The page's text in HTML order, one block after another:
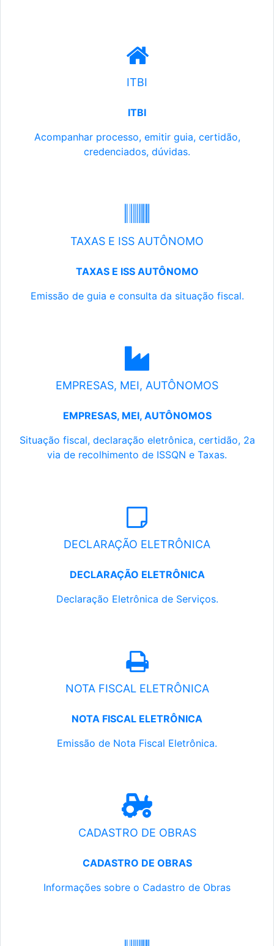
ITBI
ITBI
Acompanhar processo, emitir guia, certidão,
credenciados, dúvidas.
TAXAS E ISS AUTÔNOMO
TAXAS E ISS AUTÔNOMO
Emissão de guia e consulta da situação fiscal.
EMPRESAS, MEI, AUTÔNOMOS
EMPRESAS, MEI, AUTÔNOMOS
Situação fiscal, declaração eletrônica, certidão, 2a
via de recolhimento de ISSQN e Taxas.
DECLARAÇÃO ELETRÔNICA
DECLARAÇÃO ELETRÔNICA
Declaração Eletrônica de Serviços.
NOTA FISCAL ELETRÔNICA
NOTA FISCAL ELETRÔNICA
Emissão de Nota Fiscal Eletrônica.
CADASTRO DE OBRAS
CADASTRO DE OBRAS
Informações sobre o Cadastro de Obras